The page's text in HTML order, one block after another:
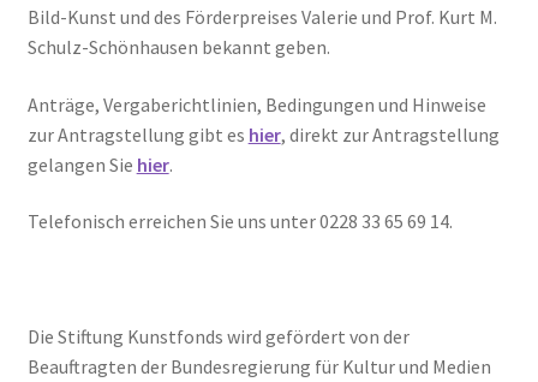
Bild-Kunst und des Förderpreises Valerie und Prof. Kurt M.
Schulz-Schönhausen bekannt geben.
Anträge, Vergaberichtlinien, Bedingungen und Hinweise
zur Antragstellung gibt es hier, direkt zur Antragstellung
gelangen Sie hier.
Telefonisch erreichen Sie uns unter 0228 33 65 69 14.
Die Stiftung Kunstfonds wird gefördert von der
Beauftragten der Bundesregierung für Kultur und Medien